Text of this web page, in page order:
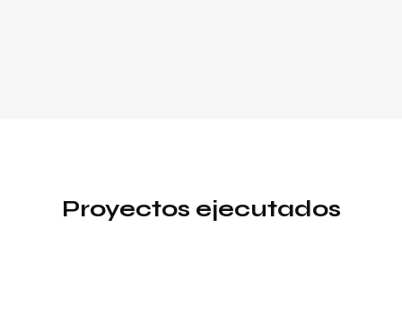
Proyectos ejecutados